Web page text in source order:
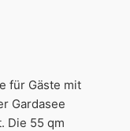
für Gäste mit
Gardasee
Die 55 qm